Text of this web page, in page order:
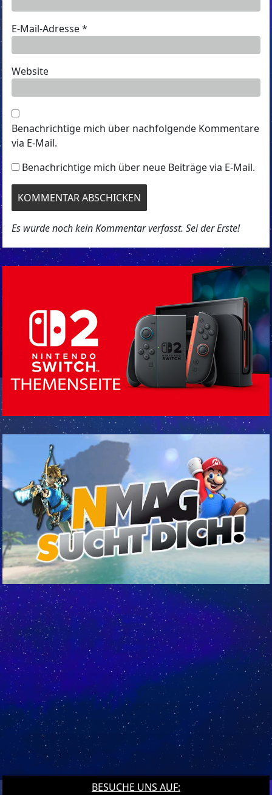
E-Mail-Adresse*
Website
Benachrichtige mich über nachfolgende Kommentare
via E-Mail.
Benachrichtige mich über neue Beiträge via E-Mail.
Es wurde noch kein Kommentar verfasst. Sei der Erste!
BESUCHE UNS AUF: